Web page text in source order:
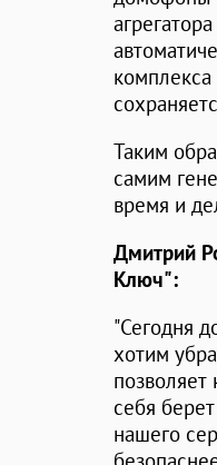
Таким
самим
время и
Дмитрий
Ключ":
"Сегодня
хотим
себя
нашего